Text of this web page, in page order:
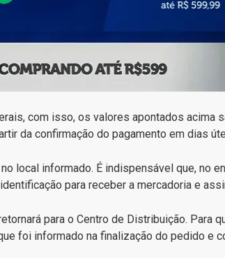
com isso, os valores apontados acima
da confirmação do pagamento em dias
local informado. É indispensável que, no
para receber a mercadoria e
para o Centro de Distribuição. Para
foi informado na finalização do pedido e